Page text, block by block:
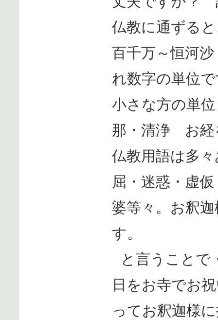
仏教に通ずる
百千万～恒河
れ数字の単位
小さな方の単
那・清浄 お経
仏教用語は多
屈・迷惑・虚
婆等々。お釈
す。
と言うことで
日をお寺でお
ってお釈迦様